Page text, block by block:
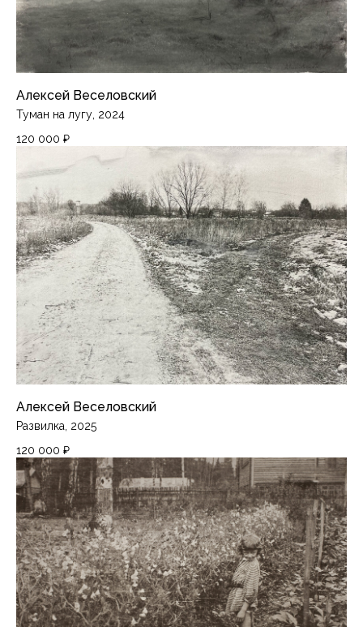
Алексей Веселовский
Туман на лугу, 2024
120 000 ₽
Алексей Веселовский
Развилка, 2025
120 000 ₽